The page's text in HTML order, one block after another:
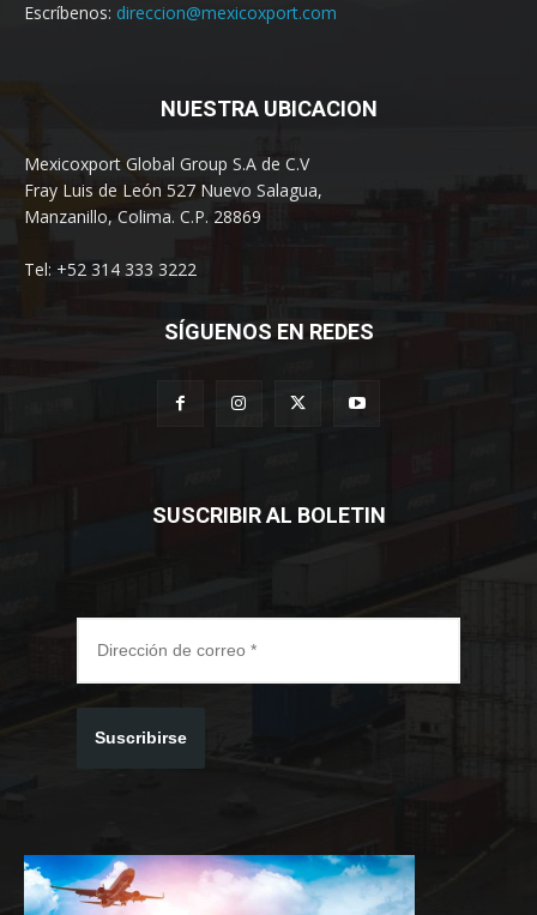
Escríbenos: direccion@mexicoxport.com
NUESTRA UBICACION
Mexicoxport Global Group S.A de C.V
Fray Luis de León 527 Nuevo Salagua,
Manzanillo, Colima. C.P. 28869
Tel: +52 314 333 3222
SÍGUENOS EN REDES
SUSCRIBIR AL BOLETIN
Suscribirse